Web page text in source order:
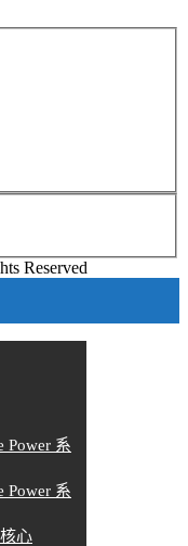
Reserved
Power 系
Power 系
心